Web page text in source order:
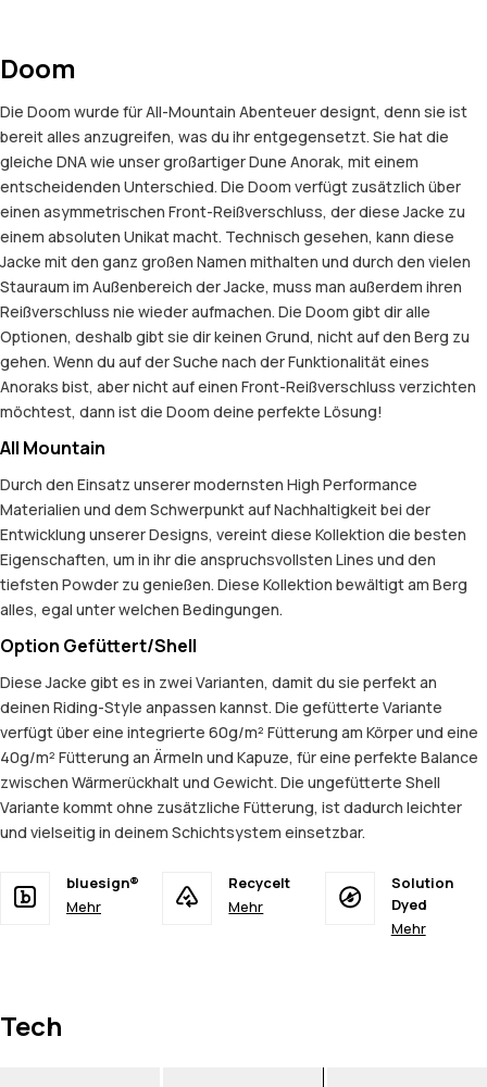
Doom
Die Doom wurde für All-Mountain Abenteuer designt, denn sie ist
bereit alles anzugreifen, was du ihr entgegensetzt. Sie hat die
gleiche DNA wie unser großartiger Dune Anorak, mit einem
entscheidenden Unterschied. Die Doom verfügt zusätzlich über
einen asymmetrischen Front-Reißverschluss, der diese Jacke zu
einem absoluten Unikat macht. Technisch gesehen, kann diese
Jacke mit den ganz großen Namen mithalten und durch den vielen
Stauraum im Außenbereich der Jacke, muss man außerdem ihren
Reißverschluss nie wieder aufmachen. Die Doom gibt dir alle
Optionen, deshalb gibt sie dir keinen Grund, nicht auf den Berg zu
gehen. Wenn du auf der Suche nach der Funktionalität eines
Anoraks bist, aber nicht auf einen Front-Reißverschluss verzichten
möchtest, dann ist die Doom deine perfekte Lösung!
All Mountain
Durch den Einsatz unserer modernsten High Performance
Materialien und dem Schwerpunkt auf Nachhaltigkeit bei der
Entwicklung unserer Designs, vereint diese Kollektion die besten
Eigenschaften, um in ihr die anspruchsvollsten Lines und den
tiefsten Powder zu genießen. Diese Kollektion bewältigt am Berg
alles, egal unter welchen Bedingungen.
Option Gefüttert/Shell
Diese Jacke gibt es in zwei Varianten, damit du sie perfekt an
deinen Riding-Style anpassen kannst. Die gefütterte Variante
verfügt über eine integrierte 60g/m² Fütterung am Körper und eine
40g/m² Fütterung an Ärmeln und Kapuze, für eine perfekte Balance
zwischen Wärmerückhalt und Gewicht. Die ungefütterte Shell
Variante kommt ohne zusätzliche Fütterung, ist dadurch leichter
und vielseitig in deinem Schichtsystem einsetzbar.
bluesign®
Mehr
Recycelt
Mehr
Solution
Dyed
Mehr
Tech